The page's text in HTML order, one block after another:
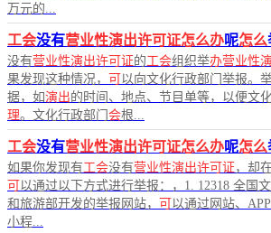
万元的...
工会没有营业性演出许可证怎么办呢怎么
没有营业性演出许可证的工会组织举办营业性
果发现这种情况， 可以向文化行政部门举报。
据，如演出的时间、地点、节目单等，以便文
理。文化行政部门会根...
工会没有营业性演出许可证怎么办呢怎么
如果你发现有工会没有营业性演出许可证，却
可以通过以下方式进行举报：，1. 12318 全国
和旅游部开发的举报网站， 可以通过网站、
小程...